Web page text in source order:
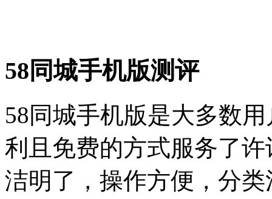
58同城手机版测评
58同城手机版是大多数
利且免费的方式服务了
洁明了，操作方便，分